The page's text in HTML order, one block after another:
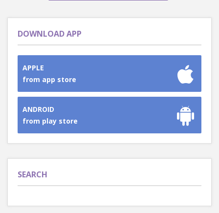
DOWNLOAD APP
APPLE
from app store
ANDROID
from play store
SEARCH